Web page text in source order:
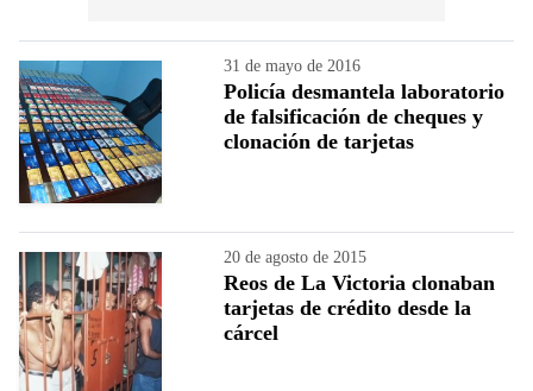
31 de mayo de 2016
Policía desmantela laboratorio
de falsificación de cheques y
clonación de tarjetas
20 de agosto de 2015
Reos de La Victoria clonaban
tarjetas de crédito desde la
cárcel